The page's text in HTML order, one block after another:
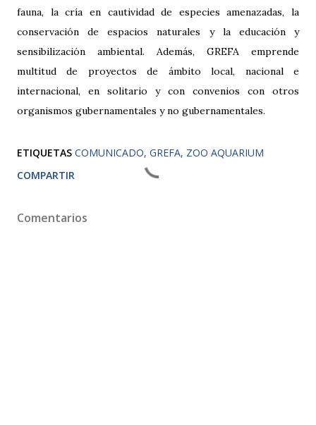
fauna, la cría en cautividad de especies amenazadas, la
conservación de espacios naturales y la educación y
sensibilización ambiental. Además, GREFA emprende
multitud de proyectos de ámbito local, nacional e
internacional, en solitario y con convenios con otros
organismos gubernamentales y no gubernamentales.
ETIQUETAS COMUNICADO GREFA ZOO AQUARIUM
COMPARTIR
Comentarios